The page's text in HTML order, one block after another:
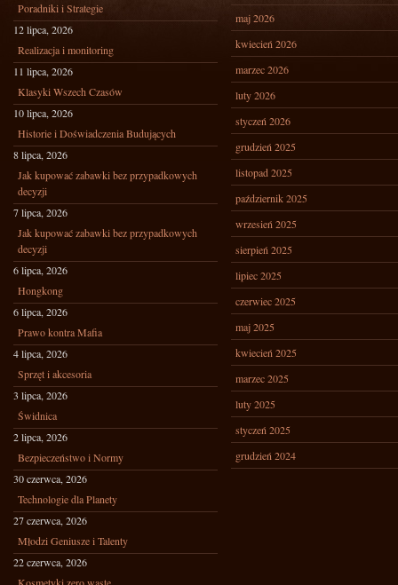
Poradniki i Strategie
12 lipca, 2026
Realizacja i monitoring
11 lipca, 2026
Klasyki Wszech Czasów
10 lipca, 2026
Historie i Doświadczenia Budujących
8 lipca, 2026
Jak kupować zabawki bez przypadkowych
decyzji
7 lipca, 2026
Jak kupować zabawki bez przypadkowych
decyzji
6 lipca, 2026
Hongkong
6 lipca, 2026
Prawo kontra Mafia
4 lipca, 2026
Sprzęt i akcesoria
3 lipca, 2026
Świdnica
2 lipca, 2026
Bezpieczeństwo i Normy
30 czerwca, 2026
Technologie dla Planety
27 czerwca, 2026
Młodzi Geniusze i Talenty
22 czerwca, 2026
maj 2026
kwiecień 2026
marzec 2026
luty 2026
styczeń 2026
grudzień 2025
listopad 2025
październik 2025
wrzesień 2025
sierpień 2025
lipiec 2025
czerwiec 2025
maj 2025
kwiecień 2025
marzec 2025
luty 2025
styczeń 2025
grudzień 2024